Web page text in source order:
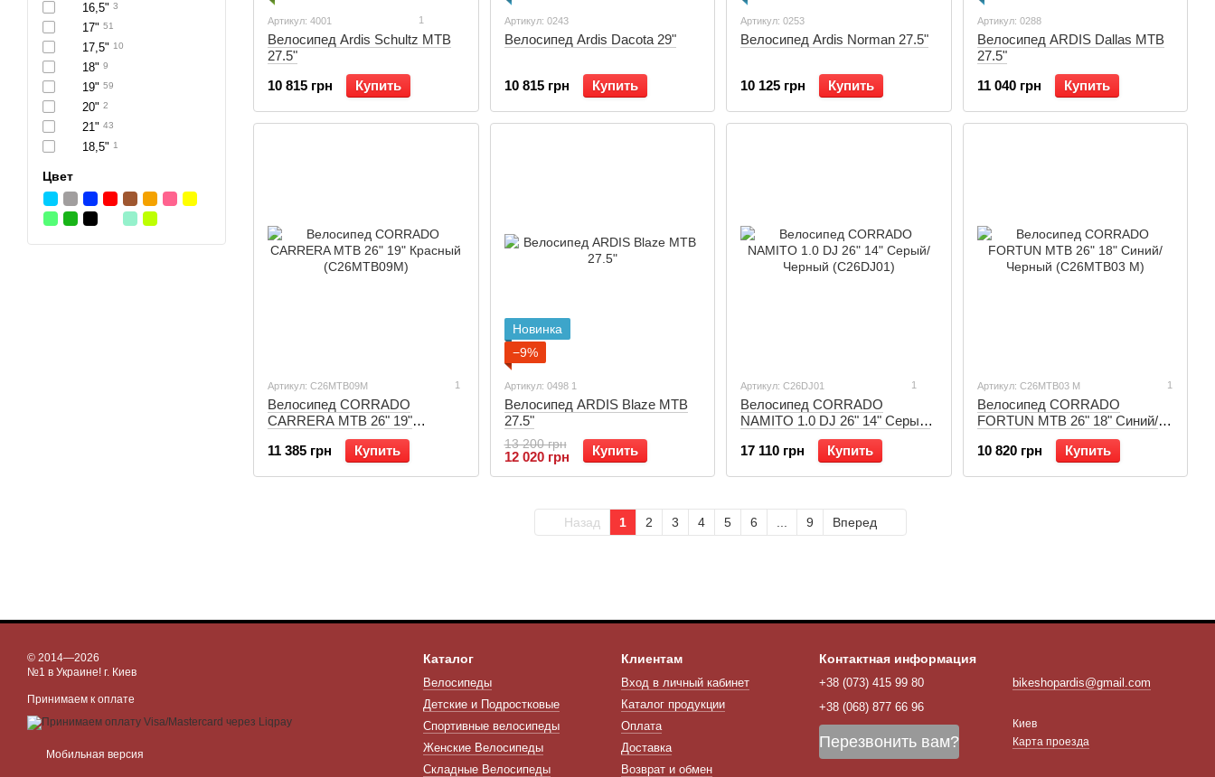
Артикул: 4001 1
Велосипед Ardis Schultz MTB
27.5"
10 815 грн
Купить
Артикул: 0243
Велосипед Ardis Dacota 29"
10 815 грн Купить
Артикул: 0253
Велосипед Ardis Norman 27.5"
10 125 грн Купить
Артикул: 0288
Велосипед ARDIS Dallas MTB
27.5"
11 040 грн
Купить
Артикул: C26MTB09M 1
Велосипед CORRADO
CARRERA MTB 26" 19"
Красный (C26MTB09M)
11 385 грн
Купить
Новинка
−9%
Артикул: 0498 1
Велосипед ARDIS Blaze MTB
27.5"
13 200 грн
12 020 грн Купить
Артикул: C26DJ01 1
Велосипед CORRADO
NAMITO 1.0 DJ 26" 14" Серый/
Черный (C26DJ01)
17 110 грн
Купить
Артикул: C26MTB03 M 1
Велосипед CORRADO
FORTUN MTB 26" 18" Синий/
Черный (C26MTB03 M)
10 820 грн
Купить
Назад 1 2 3 4 5 6 9 Вперед
16,5" 3
17" 51
17,5" 10
18" 9
19" 59
20" 2
21" 43
18,5" 1
Цвет
© 2014—2026
№1 в Украине! г. Киев
Принимаем к оплате
Мобильная версия
Каталог
Велосипеды
Детские и Подростковые
Спортивные велосипеды
Женские Велосипеды
Складные Велосипеды
Клиентам
Вход в личный кабинет
Каталог продукции
Оплата
Доставка
Возврат и обмен
Контактная информация
+38 (073) 415 99 80
+38 (068) 877 66 96
Перезвонить вам?
bikeshopardis@gmail.com
Киев
Карта проезда